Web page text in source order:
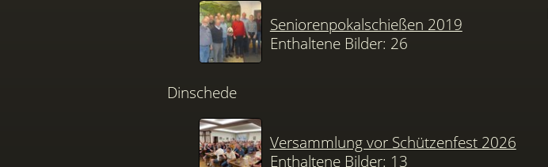
Seniorenpokalschießen 2019
Enthaltene Bilder: 26
Dinschede
Versammlung vor Schützenfest 2026
Enthaltene Bilder: 13